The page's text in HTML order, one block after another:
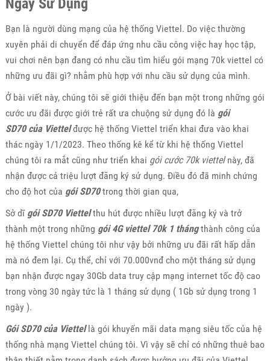
Ngày Sử Dụng
Bạn là người dùng mạng của hệ thống Viettel. Do việc thường
xuyên phải di chuyển để đáp ứng nhu cầu công việc hay học tập,
vui chơi nên bạn đang có nhu cầu tìm hiểu gói mạng 70k viettel có
những ưu đãi gì? nhằm phù hợp với nhu cầu sử dụng của mình.
Ở bài viết này, chúng tôi sẽ giới thiệu đến bạn một trong những gói
cước ưu đãi được giới trẻ rất ưa chuộng sử dụng đó là gói
SD70 của Viettelđược hệ thống Viettel triển khai đưa vào khai
thác ngày 1/1/2023. Theo thống kê kể từ khi hệ thống Viettel
chúng tôi ra mắt cũng như triển khai gói cước 70k viettelnày, đã
nhận được cả triệu lượt đăng ký sử dụng. Điều đó đã minh chứng
cho độ hot của gói SD70trong thời gian qua,
Sở dĩ gói SD70 Viettelthu hút được nhiều lượt đăng ký và trở
thành một trong những gói 4G viettel 70k 1 thángthành công của
hệ thống Viettel chúng tôi như vậy bởi những ưu đãi rất hấp dẫn
mà nó đem lại. Cụ thể, chỉ với 70.000vnđ cho một tháng sử dụng
bạn nhận được ngay 30Gb data truy cập mạng internet tốc độ cao
trong vòng 30 ngày tức là 1 tháng sử dụng ( 1Gb sử dụng trong 1
ngày ).
Gói SD70 của Viettellà gói khuyến mãi data mạng siêu tốc của hệ
thống nhà mạng Viettel chúng tôi. Vì vậy sẽ chỉ có những thuê bao